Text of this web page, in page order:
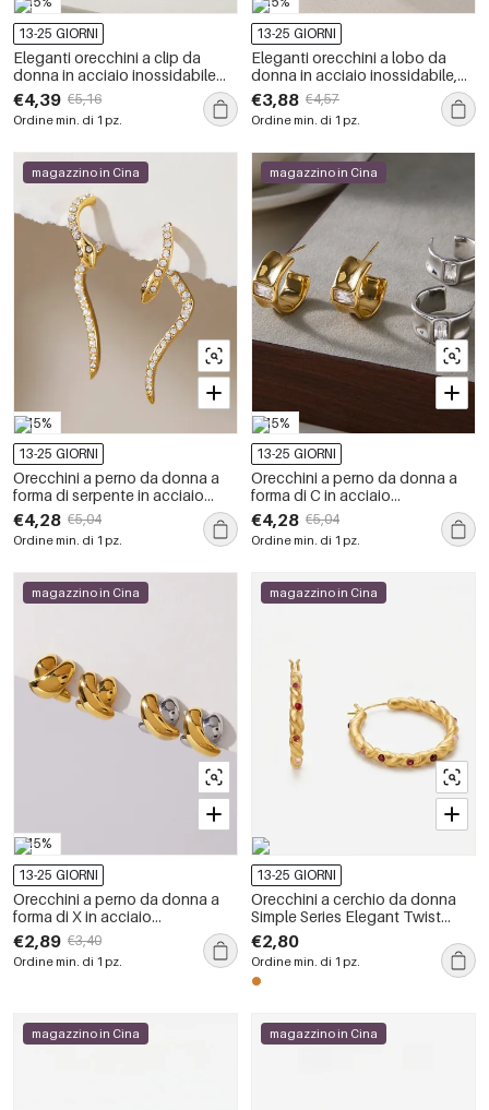
13-25 GIORNI
Eleganti orecchini a clip da
donna in acciaio inossidabile
color oro con zirconi e nappine,
impermeabili.
€4,39 €5,16
Ordine min. di 1 pz.
13-25 GIORNI
Eleganti orecchini a lobo da
donna in acciaio inossidabile,
impermeabili, con zirconi e perle
artificiali.
€3,88 €4,57
Ordine min. di 1 pz.
-15%
magazzino in Cina
13-25 GIORNI
Orecchini a perno da donna a
forma di serpente in acciaio
inossidabile, impermeabili, color
oro, con strass.
€4,28 €5,04
Ordine min. di 1 pz.
-15%
magazzino in Cina
13-25 GIORNI
Orecchini a perno da donna a
forma di C in acciaio
inossidabile, impermeabili, color
oro, con zirconi.
€4,28 €5,04
Ordine min. di 1 pz.
-15%
magazzino in Cina
13-25 GIORNI
Orecchini a perno da donna a
forma di X in acciaio
inossidabile, impermeabili, color
oro.
€2,89 €3,40
Ordine min. di 1 pz.
magazzino in Cina
13-25 GIORNI
Orecchini a cerchio da donna
Simple Series Elegant Twist
color rame e oro.
€2,80
Ordine min. di 1 pz.
magazzino in Cina magazzino in Cina